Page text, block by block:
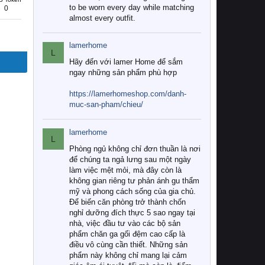
0
to be worn every day while matching
almost every outfit.
L
lamerhome
Hãy đến với lamer Home để sắm
ngay những sản phẩm phù hợp
https://lamerhomeshop.com/danh-
muc-san-pham/chieu/
L
lamerhome
Phòng ngủ không chỉ đơn thuần là nơi
để chúng ta ngả lưng sau một ngày
làm việc mệt mỏi, mà đây còn là
không gian riêng tư phản ánh gu thẩm
mỹ và phong cách sống của gia chủ.
Để biến căn phòng trở thành chốn
nghỉ dưỡng đích thực 5 sao ngay tại
nhà, việc đầu tư vào các bộ sản
phẩm chăn ga gối đệm cao cấp là
điều vô cùng cần thiết. Những sản
phẩm này không chỉ mang lại cảm